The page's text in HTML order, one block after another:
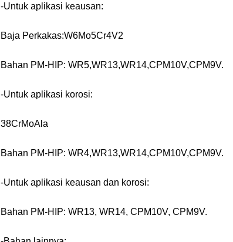
-Untuk aplikasi keausan:
Baja Perkakas:W6Mo5Cr4V2
Bahan PM-HIP: WR5,WR13,WR14,CPM10V,CPM9V.
-Untuk aplikasi korosi:
38CrMoAla
Bahan PM-HIP: WR4,WR13,WR14,CPM10V,CPM9V.
-Untuk aplikasi keausan dan korosi:
Bahan PM-HIP: WR13, WR14, CPM10V, CPM9V.